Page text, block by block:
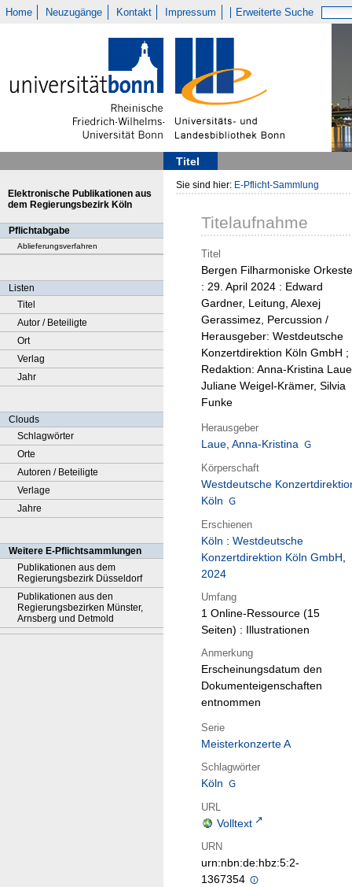
Home Neuzugänge Kontakt Impressum Erweiterte Suche
Titel
Elektronische Publikationen aus
dem Regierungsbezirk Köln
Pflichtabgabe
Ablieferungsverfahren
Listen
Titel
Autor / Beteiligte
Ort
Verlag
Jahr
Clouds
Schlagwörter
Orte
Autoren / Beteiligte
Verlage
Jahre
Weitere E-Pflichtsammlungen
Publikationen aus dem
Regierungsbezirk Düsseldorf
Publikationen aus den
Regierungsbezirken Münster,
Arnsberg und Detmold
Sie sind hier: E-Pflicht-Sammlung
Titelaufnahme
Titel
Bergen Filharmoniske
: 29. April 2024 : Edward
Gardner, Leitung, Alexej
Gerassimez, Percussion /
Herausgeber: Westdeutsche
Konzertdirektion Köln GmbH ;
Redaktion: Anna-Kristina
Juliane Weigel-Krämer, Silvia
Funke
Herausgeber
Laue, Anna-Kristina
Körperschaft
Westdeutsche
Köln
Erschienen
Köln : Westdeutsche
Konzertdirektion Köln GmbH,
2024
Umfang
1 Online-Ressource (15
Seiten) : Illustrationen
Anmerkung
Erscheinungsdatum den
Dokumenteigenschaften
entnommen
Serie
Meisterkonzerte A
Schlagwörter
Köln
URL
Volltext
URN
urn:nbn:de:hbz:5:2-
1367354